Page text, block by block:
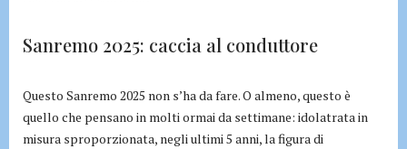
Sanremo 2025: caccia al conduttore
Questo Sanremo 2025 non s’ha da fare. O almeno, questo è
quello che pensano in molti ormai da settimane: idolatrata in
misura sproporzionata, negli ultimi 5 anni, la figura di